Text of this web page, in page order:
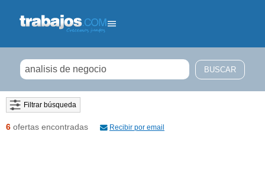
Filtrar búsqueda
6 ofertas encontradas Recibir por email